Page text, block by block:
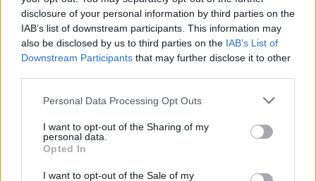
disclosure of your personal information by third parties on the
IAB’s list of downstream participants. This information may
also be disclosed by us to third parties on the IAB’s List of
Downstream Participants that may further disclose it to other
Please note that this website/app uses one or more Google
not limited to your visit or usage behaviour. You may click to
grant or deny consent to Google and its third-party tags to
use your data for below specified purposes in below Google
consent section.
Personal Data Processing Opt Outs
I want to opt-out of the Sharing of my
personal data.
Opted In
I want to opt-out of the Sale of my